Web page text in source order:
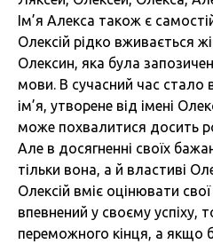
Ім’я Алекса також є
Олексій рідко вживається
Олексин, яка була
мови. В сучасний час стало
ім’я, утворене від імені
може похвалитися досить
Але в досягненні своїх
тільки вона, а й властиві
Олексій вміє оцінювати
впевнений у своєму успіху,
переможного кінця, а якщо